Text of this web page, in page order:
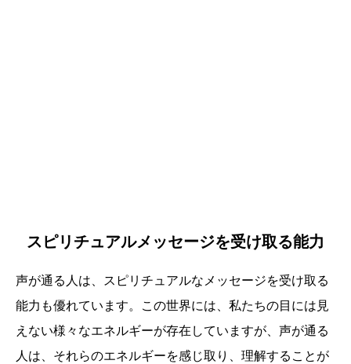
スピリチュアルメッセージを受け取る能力
声が通る人は、スピリチュアルなメッセージを受け取る
能力も優れています。この世界には、私たちの目には見
えない様々なエネルギーが存在していますが、声が通る
人は、それらのエネルギーを感じ取り、理解することが